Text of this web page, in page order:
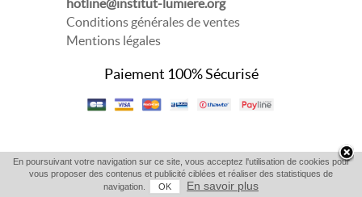
Conditions générales de ventes
Mentions légales
Paiement 100% Sécurisé
En poursuivant votre navigation sur ce site, vous acceptez l'utilisation de cookies pour
vous proposer des contenus et publicité ciblées et réaliser des statistiques de
navigation.
OK En savoir plus